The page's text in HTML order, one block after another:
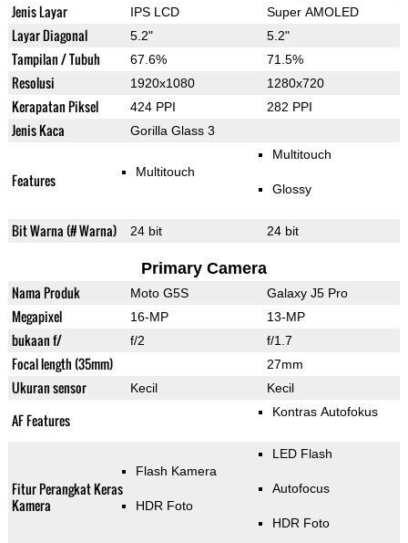
Jenis Layar IPS LCD Super AMOLED
Layar Diagonal 5.2" 5.2"
Tampilan / Tubuh 67.6% 71.5%
Resolusi 1920x1080 1280x720
Kerapatan Piksel 424 PPI 282 PPI
Jenis Kaca Gorilla Glass 3
Features Multitouch
Multitouch
Glossy
Bit Warna (# Warna) 24 bit 24 bit
Primary Camera
Nama Produk Moto G5S Galaxy J5 Pro
Megapixel 16-MP 13-MP
bukaan f/ f/2 f/1.7
Focal length (35mm) 27mm
Ukuran sensor Kecil Kecil
AF Features Kontras Autofokus
Fitur Perangkat Keras
Kamera
Flash Kamera
HDR Foto
LED Flash
Autofocus
HDR Foto